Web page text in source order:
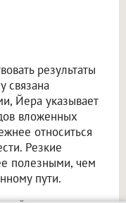
результаты
связана
Йера указывает
вложенных
относиться
Резкие
полезными, чем
пути.